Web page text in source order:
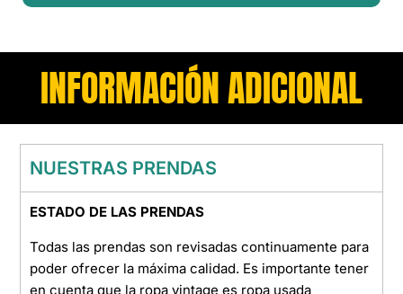
INFORMACIÓN ADICIONAL
NUESTRAS PRENDAS
ESTADO DE LAS PRENDAS
Todas las prendas son revisadas continuamente para
poder ofrecer la máxima calidad. Es importante tener
en cuenta que la ropa vintage es ropa usada